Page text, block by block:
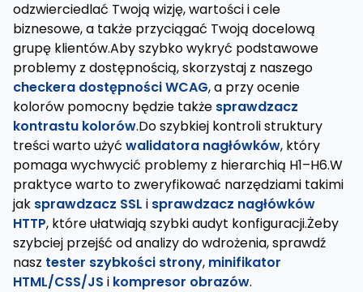
odzwierciedlać Twoją wizję, wartości i cele
biznesowe, a także przyciągać Twoją docelową
grupę klientów.Aby szybko wykryć podstawowe
problemy z dostępnością, skorzystaj z naszego
checkera dostępności WCAG, a przy ocenie
kolorów pomocny będzie także sprawdzacz
kontrastu kolorów.Do szybkiej kontroli struktury
treści warto użyć walidatora nagłówków, który
pomaga wychwycić problemy z hierarchią H1–H6.W
praktyce warto to zweryfikować narzędziami takimi
jak sprawdzacz SSL i sprawdzacz nagłówków
HTTP, które ułatwiają szybki audyt konfiguracji.Żeby
szybciej przejść od analizy do wdrożenia, sprawdź
nasz tester szybkości strony, minifikator
HTML/CSS/JS i kompresor obrazów.